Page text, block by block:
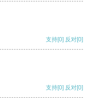
支持[0] 反对[0]
支持[0] 反对[0]